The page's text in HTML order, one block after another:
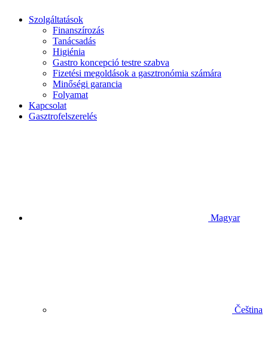
Szolgáltatások
Finanszírozás
Tanácsadás
Higiénia
Gastro koncepció testre szabva
Fizetési megoldások a gasztronómia számára
Minőségi garancia
Folyamat
Kapcsolat
Gasztrofelszerelés
Magyar
Čeština